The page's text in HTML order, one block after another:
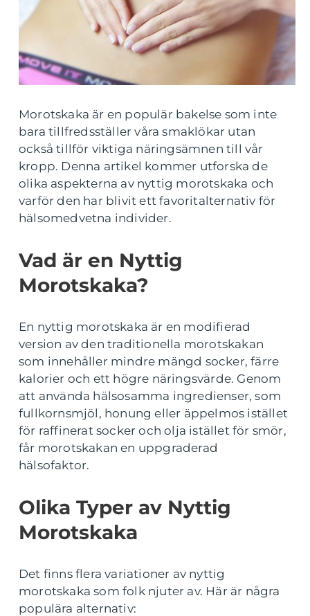
Morotskaka är en populär bakelse som inte
bara tillfredsställer våra smaklökar utan
också tillför viktiga näringsämnen till vår
kropp. Denna artikel kommer utforska de
olika aspekterna av nyttig morotskaka och
varför den har blivit ett favoritalternativ för
hälsomedvetna individer.
Vad är en Nyttig
Morotskaka?
En nyttig morotskaka är en modifierad
version av den traditionella morotskakan
som innehåller mindre mängd socker, färre
kalorier och ett högre näringsvärde. Genom
att använda hälsosamma ingredienser, som
fullkornsmjöl, honung eller äppelmos istället
för raffinerat socker och olja istället för smör,
får morotskakan en uppgraderad
hälsofaktor.
Olika Typer av Nyttig
Morotskaka
Det finns flera variationer av nyttig
morotskaka som folk njuter av. Här är några
populära alternativ: